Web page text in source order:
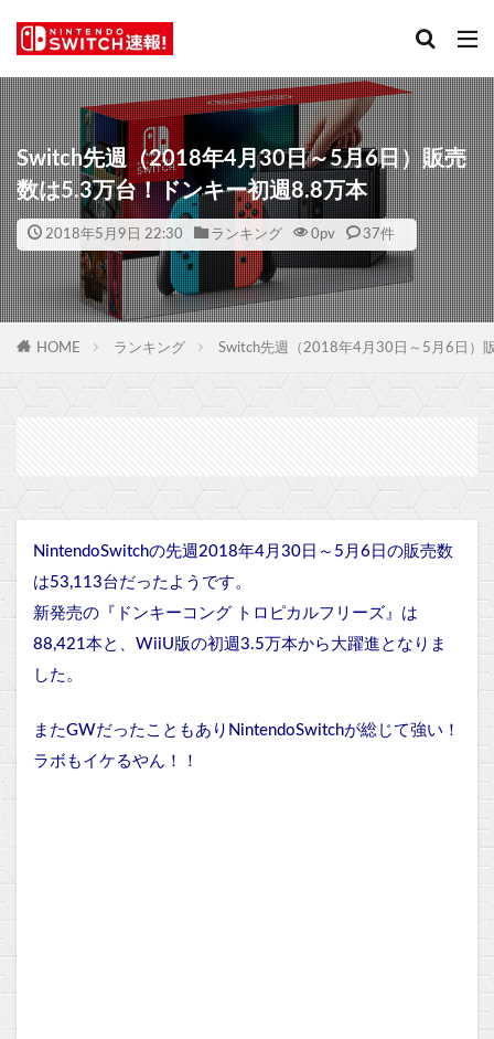
Switch先週（2018年4月30日～5月6日）販売
数は5.3万台！ドンキー初週8.8万本
2018年5月9日 22:30 ランキング 0pv 37件
HOME ランキング Switch先週（2018年4月30日～5月6日）
NintendoSwitchの先週2018年4月30日～5月6日の販売数
は53,113台だったようです。
新発売の『ドンキーコング トロピカルフリーズ』は
88,421本と、WiiU版の初週3.5万本から大躍進となりま
した。
またGWだったこともありNintendoSwitchが総じて強い！
ラボもイケるやん！！